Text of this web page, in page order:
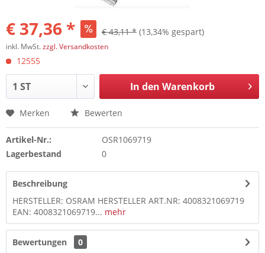
€ 37,36 * € 43,11 * (13,34% gespart)
inkl. MwSt.zzgl. Versandkosten
12555
In den Warenkorb
Merken Bewerten
Artikel-Nr.:
OSR1069719
Lagerbestand
0
Beschreibung
HERSTELLER: OSRAM HERSTELLER ART.NR: 4008321069719
EAN: 4008321069719... mehr
Bewertungen
0